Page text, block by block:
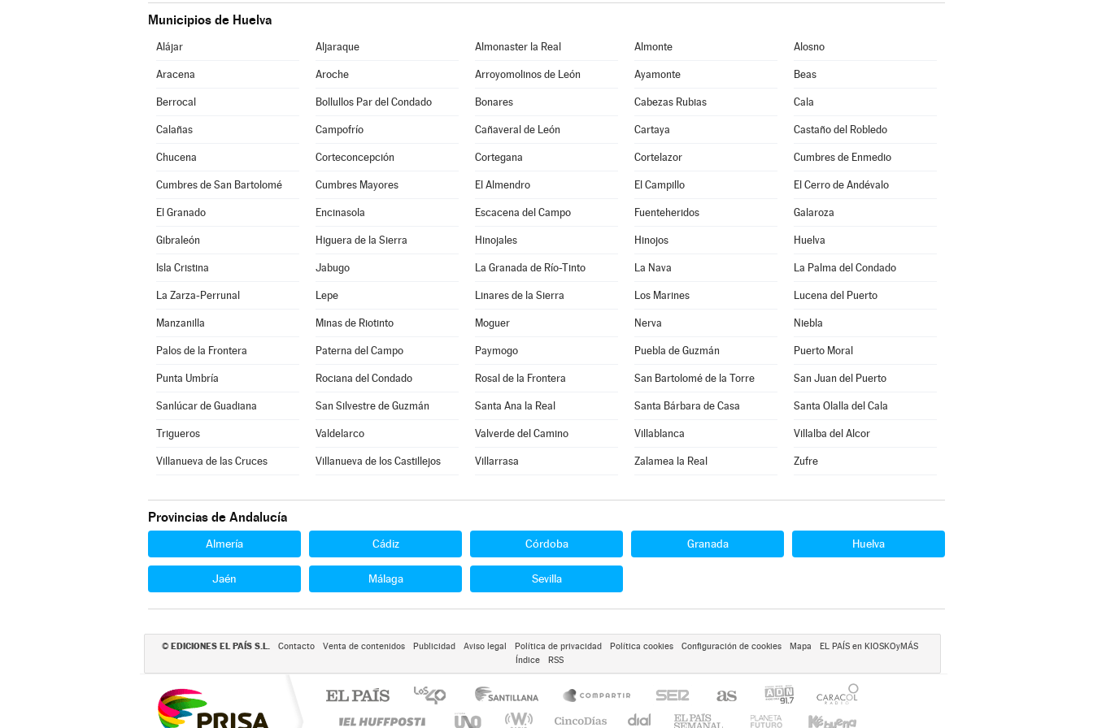
Municipios de Huelva
Alájar Aljaraque Almonaster la Real Almonte Alosno
Aracena Aroche Arroyomolinos de León Ayamonte Beas
Berrocal Bollullos Par del Condado Bonares Cabezas Rubias Cala
Calañas Campofrío Cañaveral de León Cartaya Castaño del Robledo
Chucena Corteconcepción Cortegana Cortelazor Cumbres de Enmedio
Cumbres de San Bartolomé Cumbres Mayores El Almendro El Campillo El Cerro de Andévalo
El Granado Encinasola Escacena del Campo Fuenteheridos Galaroza
Gibraleón Higuera de la Sierra Hinojales Hinojos Huelva
Isla Cristina Jabugo La Granada de Río-Tinto La Nava La Palma del Condado
La Zarza-Perrunal Lepe Linares de la Sierra Los Marines Lucena del Puerto
Manzanilla Minas de Riotinto Moguer Nerva Niebla
Palos de la Frontera Paterna del Campo Paymogo Puebla de Guzmán Puerto Moral
Punta Umbría Rociana del Condado Rosal de la Frontera San Bartolomé de la Torre San Juan del Puerto
Sanlúcar de Guadiana San Silvestre de Guzmán Santa Ana la Real Santa Bárbara de Casa Santa Olalla del Cala
Trigueros Valdelarco Valverde del Camino Villablanca Villalba del Alcor
Villanueva de las Cruces Villanueva de los Castillejos Villarrasa Zalamea la Real Zufre
Provincias de Andalucía
Almería Cádiz Córdoba Granada Huelva
Jaén Málaga Sevilla
© EDICIONES EL PAÍS S.L. Contacto Venta de contenidos Publicidad Aviso legal Política de privacidad Política cookies Configuración de cookies Mapa
EL PAÍS en KIOSKOyMÁS
Índice
RSS